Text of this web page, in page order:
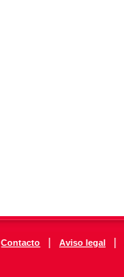
Contacto | Aviso legal |